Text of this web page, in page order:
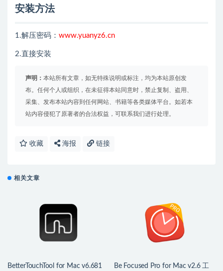
安装方法
1.解压密码： www.yuanyz6.cn
2.直接安装
声明： 本站所有文章，如无特殊说明或标注，均为本站原创发
布。任何个人或组织，在未征得本站同意时，禁止复制、盗用、
采集、发布本站内容到任何网站、书籍等各类媒体平台。如若本
站内容侵犯了原著者的合法权益，可联系我们进行处理。
收藏 海报 链接
相关文章
BetterTouchTool for Mac v6.681
Be Focused Pro for Mac v2.6 工